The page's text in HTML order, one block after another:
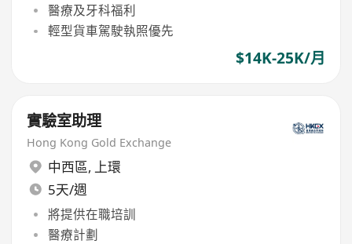
醫療及牙科福利
輕型貨車駕駛執照優先
$14K-25K/月
實驗室助理
Hong Kong Gold Exchange
中西區, 上環
5天/週
將提供在職培訓
醫療計劃